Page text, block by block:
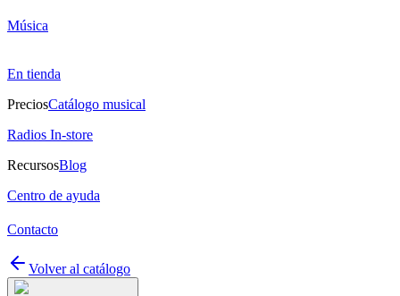
Música
En tienda
PreciosCatálogo musical
Radios In-store
RecursosBlog
Centro de ayuda
Contacto
Volver al catálogo